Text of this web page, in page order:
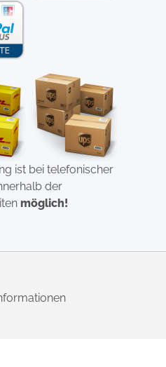
ist bei telefonischer
der
möglich!